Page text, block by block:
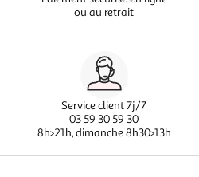
ou au retrait
Service client 7j/7
03 59 30 59 30
8h>21h, dimanche 8h30>13h